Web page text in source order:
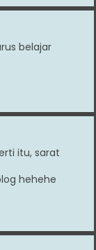
belajar
itu, sarat
hehehe